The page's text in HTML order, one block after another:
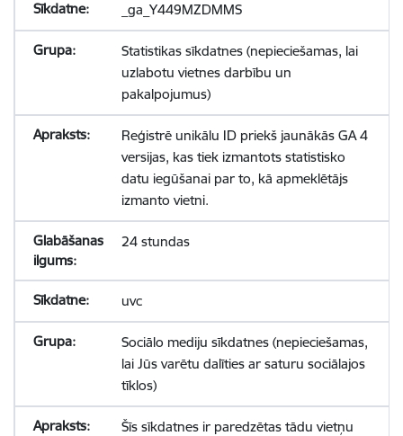
_ga_Y449MZDMMS
Statistikas sīkdatnes (nepieciešamas, lai
uzlabotu vietnes darbību un
pakalpojumus)
Reģistrē unikālu ID priekš jaunākās GA 4
versijas, kas tiek izmantots statistisko
datu iegūšanai par to, kā apmeklētājs
izmanto vietni.
24 stundas
uvc
Sociālo mediju sīkdatnes (nepieciešamas,
lai Jūs varētu dalīties ar saturu sociālajos
tīklos)
Šīs sīkdatnes ir paredzētas tādu vietņu